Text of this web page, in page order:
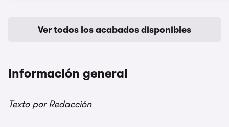
Ver todos los acabados disponibles
Información general
Texto por Redacción